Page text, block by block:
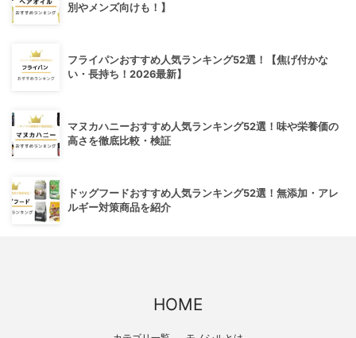
別やメンズ向けも！】
フライパンおすすめ人気ランキング52選！【焦げ付かな
い・長持ち！2026最新】
マヌカハニーおすすめ人気ランキング52選！味や栄養価の
高さを徹底比較・検証
ドッグフードおすすめ人気ランキング52選！無添加・アレ
ルギー対策商品を紹介
HOME